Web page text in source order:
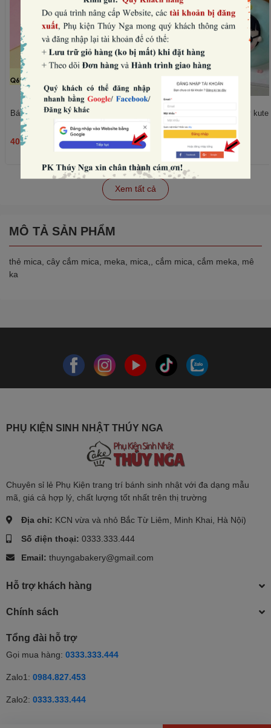
Bánh quy tim hồng mix mẫu (180gam).
40.000₫ THÊM
Set nặn mặt, chân, tay kute
45.000₫
Xem tất cả
MÔ TẢ SẢN PHẨM
thẻ mica, cây cắm mica, meka, mica,, cắm mica, cắm meka, mê
ka
PHỤ KIỆN SINH NHẬT THÚY NGA
Chuyên sỉ lẻ Phụ Kiện trang trí bánh sinh nhật với đa dạng mẫu
mã, giá cả hợp lý, chất lượng tốt nhất trên thị trường
Địa chỉ: KCN vừa và nhỏ Bắc Từ Liêm, Minh Khai, Hà Nội)
Số điện thoại: 0333.333.444
Email: thuyngabakery@gmail.com
Hỗ trợ khách hàng
Chính sách
Tổng đài hỗ trợ
Gọi mua hàng: 0333.333.444
Zalo1: 0984.827.453
Zalo2: 0333.333.444